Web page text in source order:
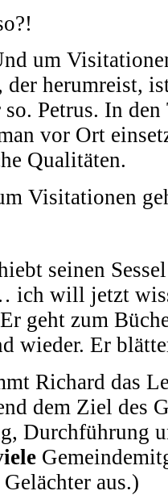
um
der herumreist,
so. Petrus. In
vor Ort
Qualitäten.
Visitationen
seinen
ich will jetzt
geht zum
wieder. Er
Richard das
dem Ziel des
Durchführung
aus.)